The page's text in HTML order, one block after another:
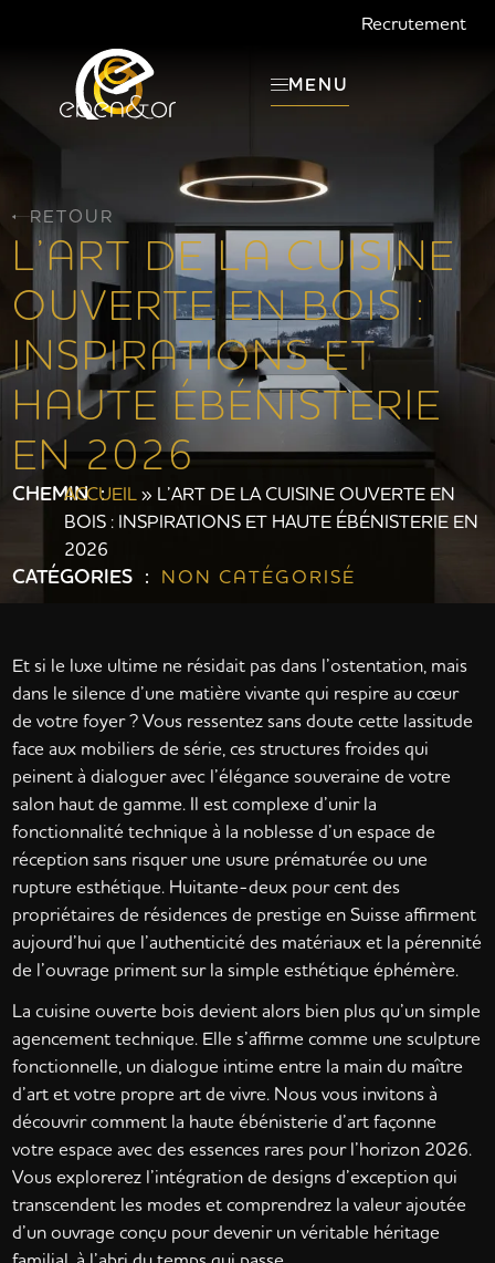
Recrutement
MENU
RETOUR
L’ART DE LA CUISINE
OUVERTE EN BOIS :
INSPIRATIONS ET
HAUTE ÉBÉNISTERIE
EN 2026
CHEMIN :
ACCUEIL» L’ART DE LA CUISINE OUVERTE EN
BOIS : INSPIRATIONS ET HAUTE ÉBÉNISTERIE EN
2026
CATÉGORIES : NON CATÉGORISÉ
Et si le luxe ultime ne résidait pas dans l’ostentation, mais
dans le silence d’une matière vivante qui respire au cœur
de votre foyer ? Vous ressentez sans doute cette lassitude
face aux mobiliers de série, ces structures froides qui
peinent à dialoguer avec l’élégance souveraine de votre
salon haut de gamme. Il est complexe d’unir la
fonctionnalité technique à la noblesse d’un espace de
réception sans risquer une usure prématurée ou une
rupture esthétique. Huitante-deux pour cent des
propriétaires de résidences de prestige en Suisse affirment
aujourd’hui que l’authenticité des matériaux et la pérennité
de l’ouvrage priment sur la simple esthétique éphémère.
La cuisine ouverte bois devient alors bien plus qu’un simple
agencement technique. Elle s’affirme comme une sculpture
fonctionnelle, un dialogue intime entre la main du maître
d’art et votre propre art de vivre. Nous vous invitons à
découvrir comment la haute ébénisterie d’art façonne
votre espace avec des essences rares pour l’horizon 2026.
Vous explorerez l’intégration de designs d’exception qui
transcendent les modes et comprendrez la valeur ajoutée
d’un ouvrage conçu pour devenir un véritable héritage